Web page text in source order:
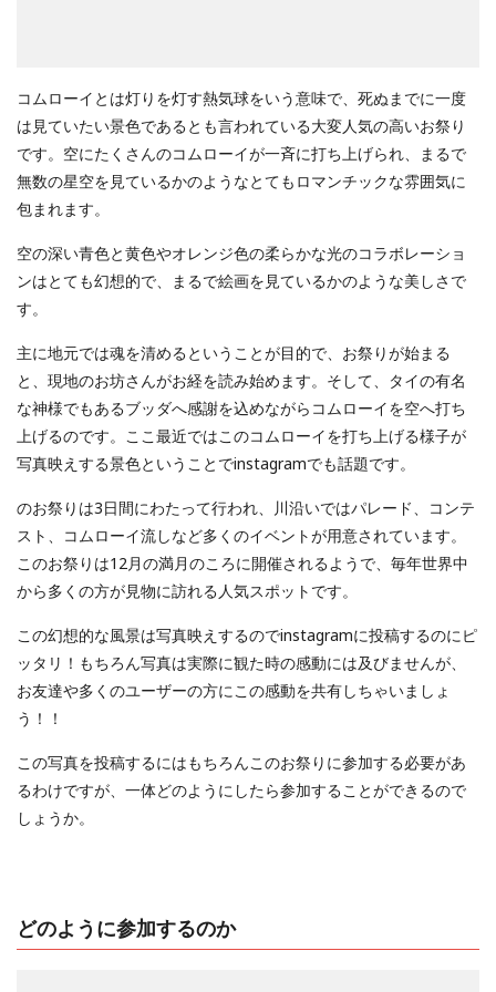
コムローイとは灯りを灯す熱気球をいう意味で、死ぬまでに一度
は見ていたい景色であるとも言われている大変人気の高いお祭り
です。空にたくさんのコムローイが一斉に打ち上げられ、まるで
無数の星空を見ているかのようなとてもロマンチックな雰囲気に
包まれます。
空の深い青色と黄色やオレンジ色の柔らかな光のコラボレーショ
ンはとても幻想的で、まるで絵画を見ているかのような美しさで
す。
主に地元では魂を清めるということが目的で、お祭りが始まる
と、現地のお坊さんがお経を読み始めます。そして、タイの有名
な神様でもあるブッダへ感謝を込めながらコムローイを空へ打ち
上げるのです。ここ最近ではこのコムローイを打ち上げる様子が
写真映えする景色ということでinstagramでも話題です。
のお祭りは3日間にわたって行われ、川沿いではパレード、コンテ
スト、コムローイ流しなど多くのイベントが用意されています。
このお祭りは12月の満月のころに開催されるようで、毎年世界中
から多くの方が見物に訪れる人気スポットです。
この幻想的な風景は写真映えするのでinstagramに投稿するのにピ
ッタリ！もちろん写真は実際に観た時の感動には及びませんが、
お友達や多くのユーザーの方にこの感動を共有しちゃいましょ
う！！
この写真を投稿するにはもちろんこのお祭りに参加する必要があ
るわけですが、一体どのようにしたら参加することができるので
しょうか。
どのように参加するのか